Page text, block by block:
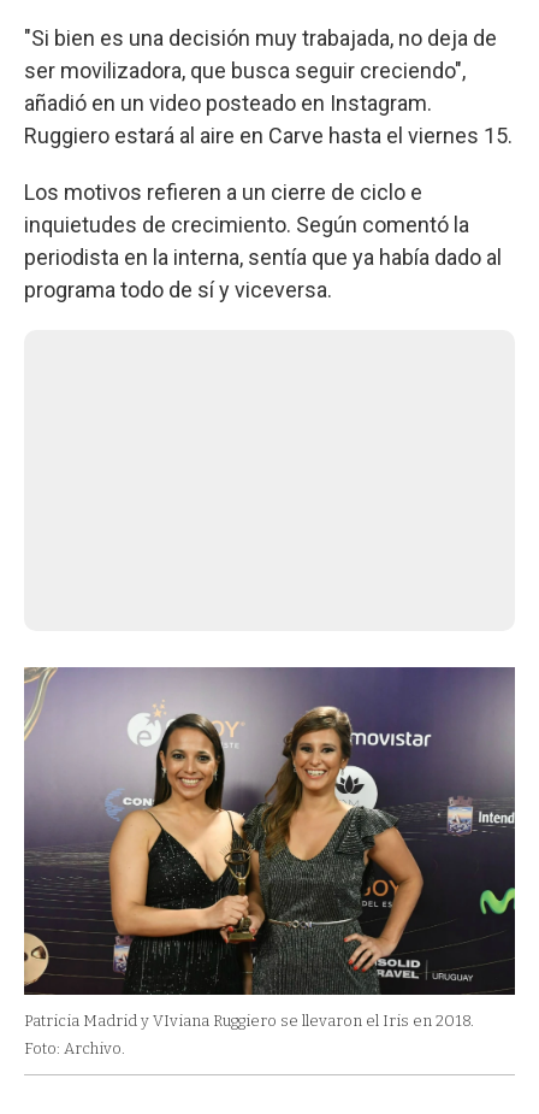
"Si bien es una decisión muy trabajada, no deja de
ser movilizadora, que busca seguir creciendo",
añadió en un video posteado en Instagram.
Ruggiero estará al aire en Carve hasta el viernes 15.
Los motivos refieren a un cierre de ciclo e
inquietudes de crecimiento. Según comentó la
periodista en la interna, sentía que ya había dado al
programa todo de sí y viceversa.
Patricia Madrid y VIviana Ruggiero se llevaron el Iris en 2018.
Foto: Archivo.